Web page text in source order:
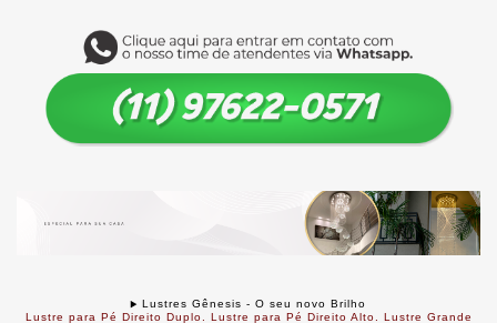
Lustres Gênesis - O seu novo Brilho
Lustre para Pé Direito Duplo. Lustre para Pé Direito Alto. Lustre Grande